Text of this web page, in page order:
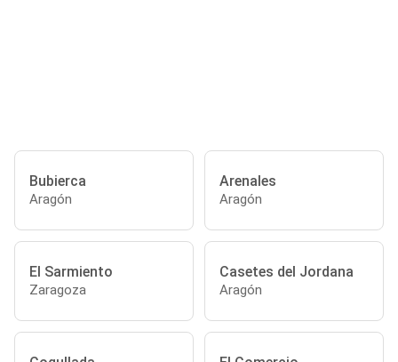
Bubierca
Aragón
Arenales
Aragón
El Sarmiento
Zaragoza
Casetes del Jordana
Aragón